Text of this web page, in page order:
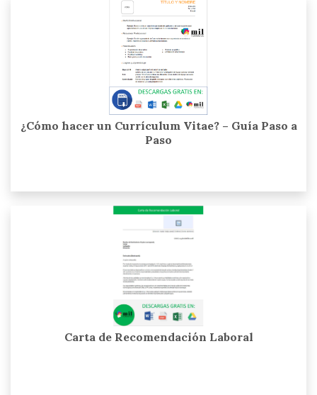
¿Cómo hacer un Currículum Vitae? – Guía Paso a
Paso
Carta de Recomendación Laboral